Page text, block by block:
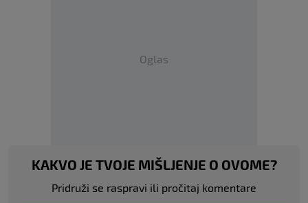
Oglas
KAKVO JE TVOJE MIŠLJENJE O OVOME?
Pridruži se raspravi ili pročitaj komentare